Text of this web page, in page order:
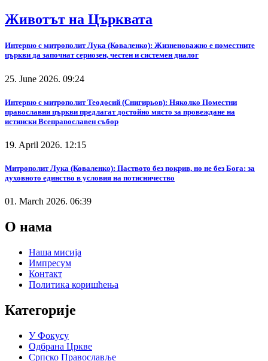
Животът на Църквата
Интервю с митрополит Лука (Коваленко): Жизненоважно е поместните
църкви да започнат сериозен, честен и системен диалог
25. June 2026. 09:24
Интервю с митрополит Теодосий (Снигирьов): Няколко Поместни
православни църкви предлагат достойно място за провеждане на
истински Всеправославен събор
19. April 2026. 12:15
Митрополит Лука (Коваленко): Паството без покрив, но не без Бога: за
духовното единство в условия на потисничество
01. March 2026. 06:39
О нама
Наша мисија
Импресум
Контакт
Политика коришћења
Категорије
У Фокусу
Одбрана Цркве
Српско Православље